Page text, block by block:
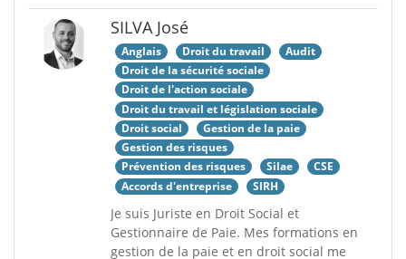
SILVA José
Anglais Droit du travail
Audit
Droit de la sécurité sociale
Droit de l'action sociale
Droit du travail et législation sociale
Droit social
Gestion de la paie
Gestion des risques
Prévention des risques
Silae
CSE
Accords d'entreprise
SIRH
Je suis Juriste en Droit Social et
Gestionnaire de Paie. Mes formations en
gestion de la paie et en droit social me